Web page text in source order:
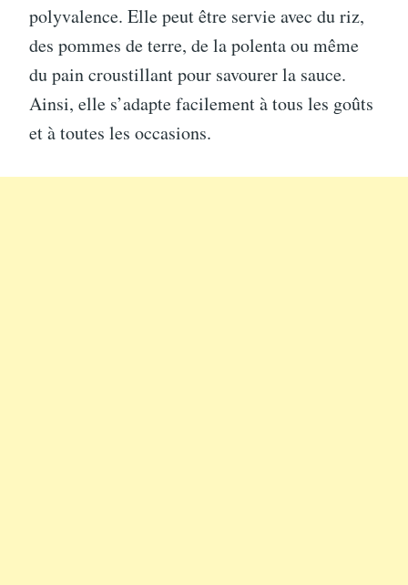
polyvalence. Elle peut être servie avec du riz,
des pommes de terre, de la polenta ou même
du pain croustillant pour savourer la sauce.
Ainsi, elle s’adapte facilement à tous les goûts
et à toutes les occasions.